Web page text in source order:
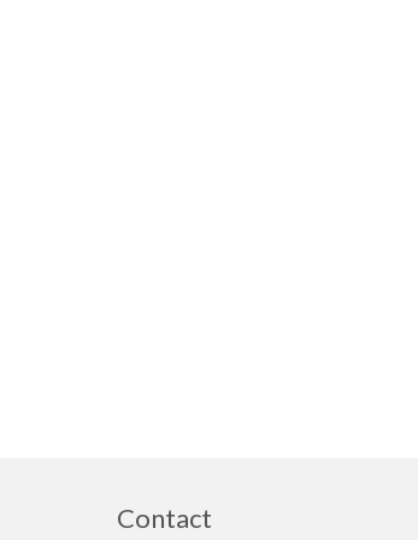
Contact